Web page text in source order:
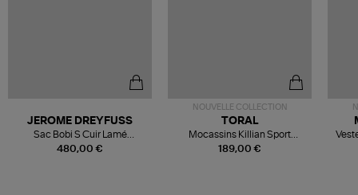
480,00 €
JEROME DREYFUSS
Sac Bobi S Cuir Lamé
Champagne
NOUVELLE COLLECTION
189,00 €
TORAL
Mocassins Killian Sport
Mousse